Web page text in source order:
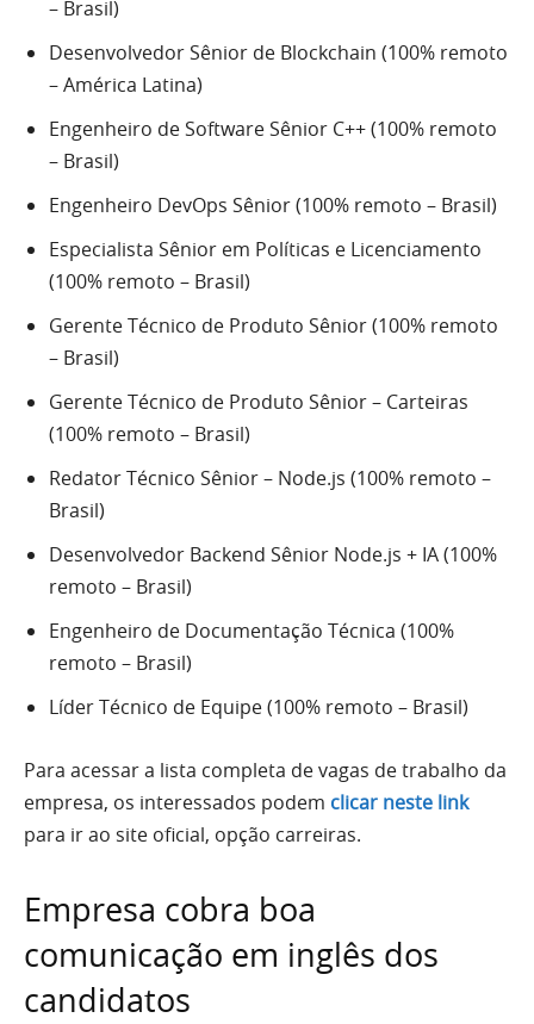
– Brasil)
Desenvolvedor Sênior de Blockchain (100% remoto
– América Latina)
Engenheiro de Software Sênior C++ (100% remoto
– Brasil)
Engenheiro DevOps Sênior (100% remoto – Brasil)
Especialista Sênior em Políticas e Licenciamento
(100% remoto – Brasil)
Gerente Técnico de Produto Sênior (100% remoto
– Brasil)
Gerente Técnico de Produto Sênior – Carteiras
(100% remoto – Brasil)
Redator Técnico Sênior – Node.js (100% remoto –
Brasil)
Desenvolvedor Backend Sênior Node.js + IA (100%
remoto – Brasil)
Engenheiro de Documentação Técnica (100%
remoto – Brasil)
Líder Técnico de Equipe (100% remoto – Brasil)
Para acessar a lista completa de vagas de trabalho da
empresa, os interessados podem clicar neste link
para ir ao site oficial, opção carreiras.
Empresa cobra boa
comunicação em inglês dos
candidatos